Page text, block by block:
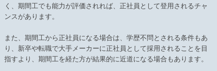
く、期間工でも能力が評価されれば、正社員として登用されるチャ
ンスがあります。
また、期間工から正社員になる場合は、学歴不問とされる条件もあ
り、新卒や転職で大手メーカーに正社員として採用されることを目
指すより、期間工を経た方が結果的に近道になる場合もあります。